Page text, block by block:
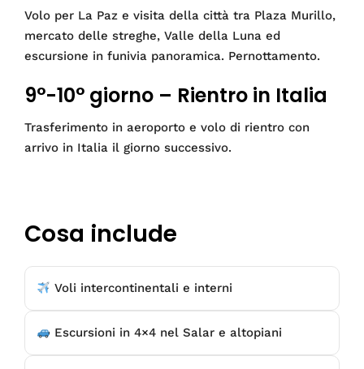
Volo per La Paz e visita della città tra Plaza Murillo,
mercato delle streghe, Valle della Luna ed
escursione in funivia panoramica. Pernottamento.
9°-10° giorno – Rientro in Italia
Trasferimento in aeroporto e volo di rientro con
arrivo in Italia il giorno successivo.
Cosa include
Voli intercontinentali e interni
Escursioni in 4×4 nel Salar e altopiani